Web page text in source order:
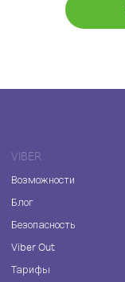
VIBER
Возможности
Блог
Безопасность
Viber Out
Тарифы